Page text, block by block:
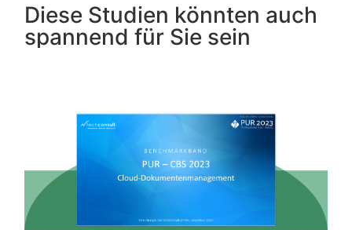
Diese Studien könnten auch
spannend für Sie sein